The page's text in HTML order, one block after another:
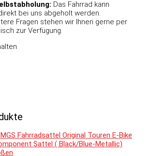
Das Fahrrad kann
bei uns abgeholt werden.
Fragen stehen wir Ihnen gerne per
zur Verfügung.